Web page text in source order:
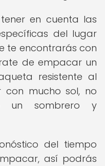
en cuenta las
del lugar
te encontrarás con
de empacar un
resistente al
mucho sol, no
un sombrero y
del tiempo
así podrás